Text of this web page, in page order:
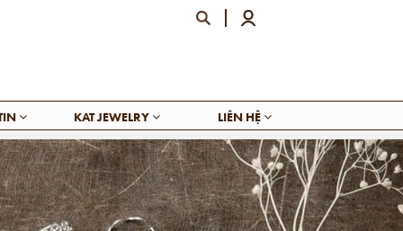
KAT JEWELRY LIÊN HỆ